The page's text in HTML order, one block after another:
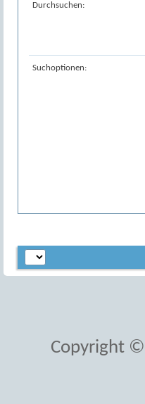
Durchsuchen:
Suchoptionen:
Copyright